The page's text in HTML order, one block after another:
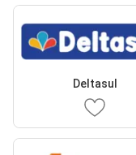
Deltasul